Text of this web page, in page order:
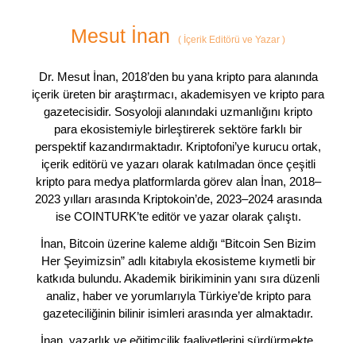
Mesut İnan ( İçerik Editörü ve Yazar )
Dr. Mesut İnan, 2018’den bu yana kripto para alanında
içerik üreten bir araştırmacı, akademisyen ve kripto para
gazetecisidir. Sosyoloji alanındaki uzmanlığını kripto
para ekosistemiyle birleştirerek sektöre farklı bir
perspektif kazandırmaktadır. Kriptofoni’ye kurucu ortak,
içerik editörü ve yazarı olarak katılmadan önce çeşitli
kripto para medya platformlarda görev alan İnan, 2018–
2023 yılları arasında Kriptokoin’de, 2023–2024 arasında
ise COINTURK’te editör ve yazar olarak çalıştı.
İnan, Bitcoin üzerine kaleme aldığı “Bitcoin Sen Bizim
Her Şeyimizsin” adlı kitabıyla ekosisteme kıymetli bir
katkıda bulundu. Akademik birikiminin yanı sıra düzenli
analiz, haber ve yorumlarıyla Türkiye’de kripto para
gazeteciliğinin bilinir isimleri arasında yer almaktadır.
İnan, yazarlık ve eğitimcilik faaliyetlerini sürdürmekte,